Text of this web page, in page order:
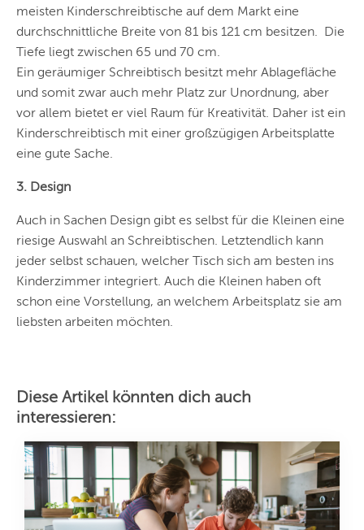
meisten Kinderschreibtische auf dem Markt eine
durchschnittliche Breite von 81 bis 121 cm besitzen. Die
Tiefe liegt zwischen 65 und 70 cm.
Ein geräumiger Schreibtisch besitzt mehr Ablagefläche
und somit zwar auch mehr Platz zur Unordnung, aber
vor allem bietet er viel Raum für Kreativität. Daher ist ein
Kinderschreibtisch mit einer großzügigen Arbeitsplatte
eine gute Sache.
3. Design
Auch in Sachen Design gibt es selbst für die Kleinen eine
riesige Auswahl an Schreibtischen. Letztendlich kann
jeder selbst schauen, welcher Tisch sich am besten ins
Kinderzimmer integriert. Auch die Kleinen haben oft
schon eine Vorstellung, an welchem Arbeitsplatz sie am
liebsten arbeiten möchten.
Diese Artikel könnten dich auch
interessieren: